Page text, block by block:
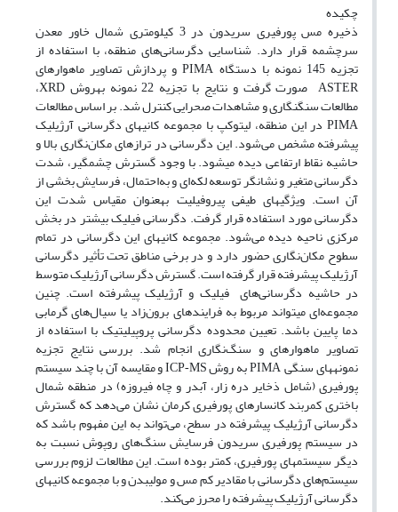
چکیده
ذخیره مس پورفیری سریدون در 3 کیلومتری شمال خاور معدن
سرچشمه قرار دارد. شناسایی دگرسانی‌های منطقه، با استفاده از
تجزیه 145 نمونه با دستگاه PIMAو پردازش تصاویر ماهوارهای
ASTERصورت گرفت و نتایج با تجزیه 22 نمونه به روش XRD،
مطالعات سنگنگاری و مشاهدات صحرایی کنترل شد. بر اساس مطالعات
PIMAدر این منطقه، لیتوکپ با مجموعه کانیهای دگرسانی آرژیلیک
پیشرفته مشخص می‌شود. این دگرسانی در ترازهای مکان‌نگاری بالا و
حاشیه نقاط ارتفاعی دیده میشود. با وجود گسترش چشمگیر، شدت
دگرسانی متغیر و نشانگر توسعه لکه‌ای و به‌احتمال، فرسایش بخشی از
آن است. ویژگیهای طیفی پیروفیلیت بهعنوان مقیاس شدت این
دگرسانی مورد استفاده قرار گرفت. دگرسانی فیلیک بیشتر در بخش
مرکزی ناحیه دیده می‌شود. مجموعه کانیهای این دگرسانی در تمام
سطوح مکان‌نگاری حضور دارد و در برخی مناطق تحت تأثیر دگرسانی
آرژیلیک پیشرفته قرار گرفته است. گسترش دگرسانی آرژیلیک متوسط
در حاشیه دگرسانی‌های فیلیک و آرژیلیک پیشرفته است. چنین
مجموعه‌ای میتواند مربوط به فرایندهای برون‌زاد یا سیال‌های گرمابی
دما پایین باشد. تعیین محدوده دگرسانی پروپیلیتیک با استفاده از
تصاویر ماهواره­ای و سنگ‌نگاری انجام شد. بررسی نتایج تجزیه
نمونههای سنگیPIMA به روش ICP-MS و مقایسه آن با چند سیستم
پورفیری (شامل ذخایر دره زار، آبدر و چاه فیروزه) در منطقه شمال
باختری کمربند کانسارهای پورفیری کرمان نشان می‌دهد که گسترش
دگرسانی آرژیلیک پیشرفته در سطح، می‌تواند به این مفهوم باشد که
در سیستم پورفیری سریدون فرسایش سنگ‌های روپوش نسبت به
دیگر سیستم­های پورفیری، کمتر بوده است. این مطالعات لزوم بررسی
سیستم‌های دگرسانی با مقادیر کم مس و مولیبدن و با مجموعه کانیهای
دگرسانی آرژیلیک پیشرفته را محرز می‌کند.